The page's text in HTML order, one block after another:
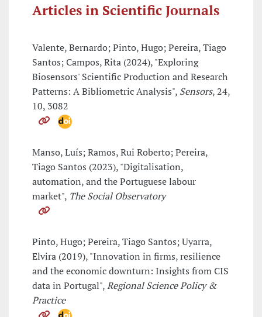
Articles in Scientific Journals
Valente, Bernardo; Pinto, Hugo; Pereira, Tiago
Santos; Campos, Rita (2024), "Exploring
Biosensors' Scientific Production and Research
Patterns: A Bibliometric Analysis", Sensors, 24,
10, 3082
Manso, Luís; Ramos, Rui Roberto; Pereira,
Tiago Santos (2023), "Digitalisation,
automation, and the Portuguese labour
market", The Social Observatory
Pinto, Hugo; Pereira, Tiago Santos; Uyarra,
Elvira (2019), "Innovation in firms, resilience
and the economic downturn: Insights from CIS
data in Portugal",Regional Science Policy &
Practice